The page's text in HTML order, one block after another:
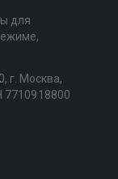
для
г. Москва,
7710918800